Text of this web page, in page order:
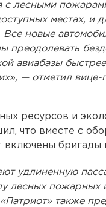
с лесными
местах, и
Все новые
преодолевать
авиабазы
— отметил вице-
ресурсов и
что вместе с
включены бригады
удлиненную
лесных
также